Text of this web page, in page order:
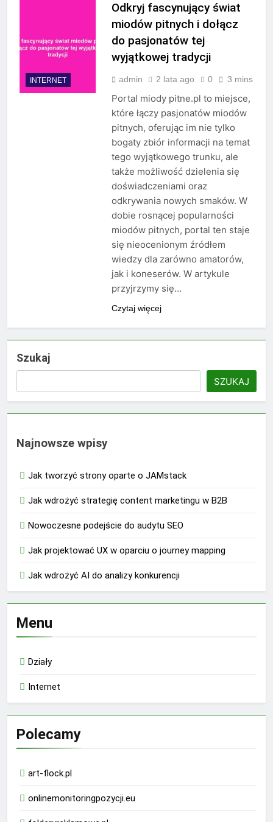
INTERNET
Odkryj fascynujący świat
miodów pitnych i dołącz
do pasjonatów tej
wyjątkowej tradycji
admin 2 lata ago 0 3 mins
Portal miody pitne.pl to miejsce,
które łączy pasjonatów miodów
pitnych, oferując im nie tylko
bogaty zbiór informacji na temat
tego wyjątkowego trunku, ale
także możliwość dzielenia się
doświadczeniami oraz
odkrywania nowych smaków. W
dobie rosnącej popularności
miodów pitnych, portal ten staje
się nieocenionym źródłem
wiedzy dla zarówno amatorów,
jak i koneserów. W artykule
przyjrzymy się…
Czytaj więcej
Szukaj
SZUKAJ
Najnowsze wpisy
Jak tworzyć strony oparte o JAMstack
Jak wdrożyć strategię content marketingu w B2B
Nowoczesne podejście do audytu SEO
Jak projektować UX w oparciu o journey mapping
Jak wdrożyć AI do analizy konkurencji
Menu
Działy
Internet
Polecamy
art-flock.pl
onlinemonitoringpozycji.eu